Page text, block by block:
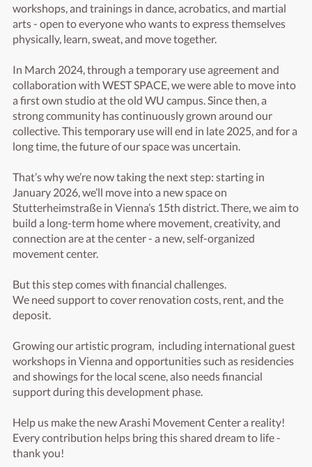
workshops, and trainings in dance, acrobatics, and martial
arts - open to everyone who wants to express themselves
physically, learn, sweat, and move together.
In March 2024, through a temporary use agreement and
collaboration with WEST SPACE, we were able to move into
a first own studio at the old WU campus. Since then, a
strong community has continuously grown around our
collective. This temporary use will end in late 2025, and for a
long time, the future of our space was uncertain.
That’s why we’re now taking the next step: starting in
January 2026, we’ll move into a new space on
Stutterheimstraße in Vienna’s 15th district. There, we aim to
build a long-term home where movement, creativity, and
connection are at the center - a new, self-organized
movement center.
But this step comes with financial challenges.
We need support to cover renovation costs, rent, and the
deposit.
Growing our artistic program,  including international guest
workshops in Vienna and opportunities such as residencies
and showings for the local scene, also needs financial
support during this development phase.
Help us make the new Arashi Movement Center a reality!
Every contribution helps bring this shared dream to life -
thank you!